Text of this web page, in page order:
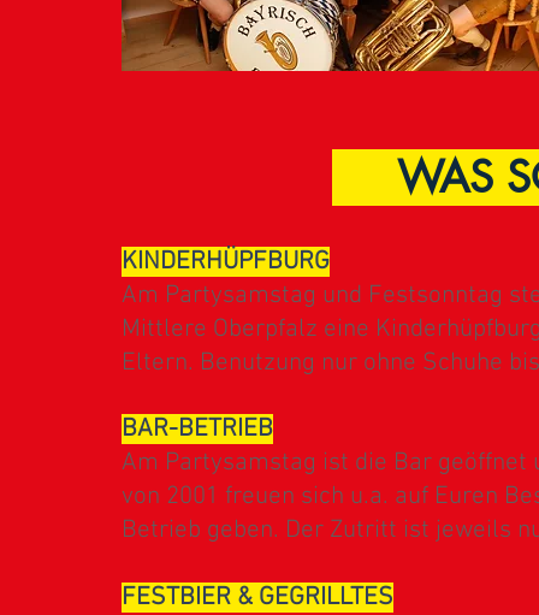
KINDERHÜPFBURG
Am Partysamstag und Festsonntag
Mittlere Oberpfalz eine
Eltern. Benutzung nur ohne Schuhe
BAR-BETRIEB
Am Partysamstag ist die Bar geöffnet
von 2001 freuen sich u.a. auf Euren
Betrieb geben. Der Zutritt ist jeweils
FESTBIER & GEGRILLTES
WAS